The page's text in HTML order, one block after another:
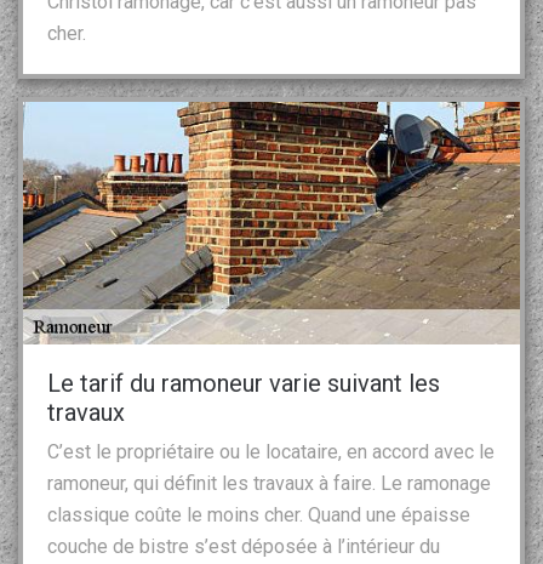
cher.
Le tarif du ramoneur varie suivant les
travaux
C’est le propriétaire ou le locataire, en accord avec le
ramoneur, qui définit les travaux à faire. Le ramonage
classique coûte le moins cher. Quand une épaisse
couche de bistre s’est déposée à l’intérieur du